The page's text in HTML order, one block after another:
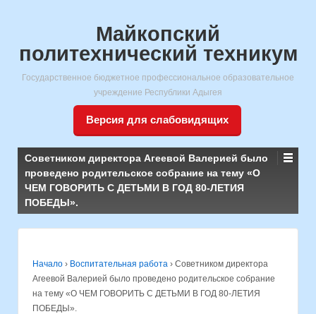
Майкопский
политехнический техникум
Государственное бюджетное профессиональное образовательное
учреждение Республики Адыгея
Версия для слабовидящих
Советником директора Агеевой Валерией было
проведено родительское собрание на тему «О
ЧЕМ ГОВОРИТЬ С ДЕТЬМИ В ГОД 80-ЛЕТИЯ
ПОБЕДЫ».
Начало › Воспитательная работа › Советником директора
Агеевой Валерией было проведено родительское собрание
на тему «О ЧЕМ ГОВОРИТЬ С ДЕТЬМИ В ГОД 80-ЛЕТИЯ
ПОБЕДЫ».